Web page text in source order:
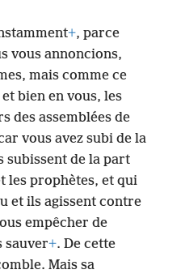
+, parce
vous annoncions,
mais comme ce
bien en vous, les
des assemblées de
vous avez subi de la
subissent de la part
les prophètes, et qui
et ils agissent contre
empêcher de
sauver+. De cette
Mais sa